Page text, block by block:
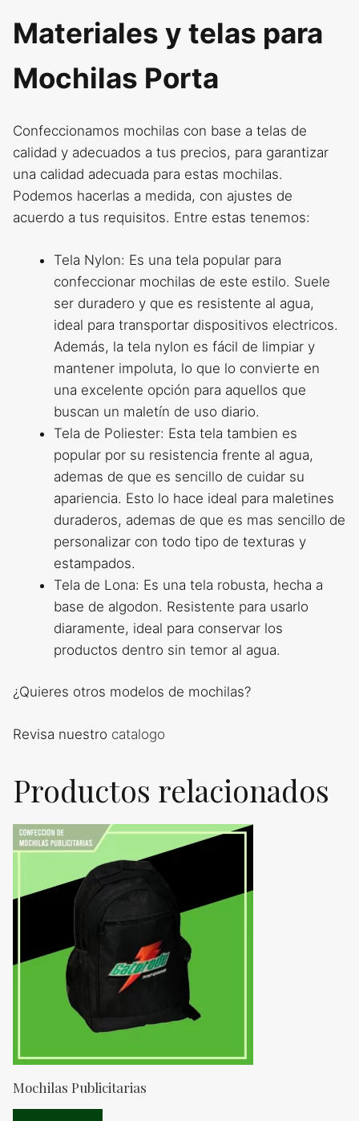
Materiales y telas para
Mochilas Porta
Confeccionamos mochilas con base a telas de
calidad y adecuados a tus precios, para garantizar
una calidad adecuada para estas mochilas.
Podemos hacerlas a medida, con ajustes de
acuerdo a tus requisitos. Entre estas tenemos:
Tela Nylon: Es una tela popular para
confeccionar mochilas de este estilo. Suele
ser duradero y que es resistente al agua,
ideal para transportar dispositivos electricos.
Además, la tela nylon es fácil de limpiar y
mantener impoluta, lo que lo convierte en
una excelente opción para aquellos que
buscan un maletín de uso diario.
Tela de Poliester: Esta tela tambien es
popular por su resistencia frente al agua,
ademas de que es sencillo de cuidar su
apariencia. Esto lo hace ideal para maletines
duraderos, ademas de que es mas sencillo de
personalizar con todo tipo de texturas y
estampados.
Tela de Lona: Es una tela robusta, hecha a
base de algodon. Resistente para usarlo
diaramente, ideal para conservar los
productos dentro sin temor al agua.
¿Quieres otros modelos de mochilas?
Revisa nuestro catalogo
Productos relacionados
Mochilas Publicitarias